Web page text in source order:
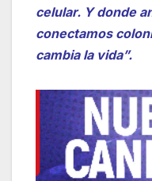
celular. Y donde
conectamos
cambia la vida”.